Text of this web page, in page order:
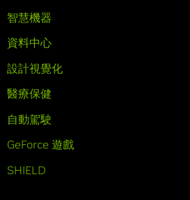
智慧機器
資料中心
設計視覺化
醫療保健
自動駕駛
GeForce 遊戲
SHIELD